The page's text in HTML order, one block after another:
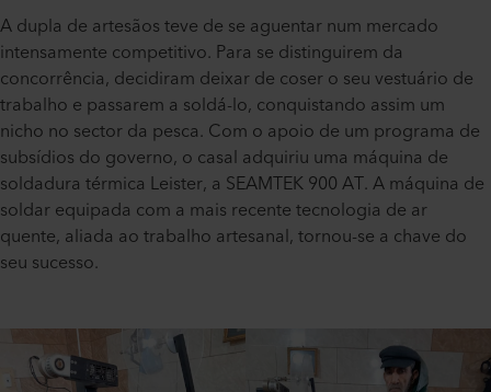
A dupla de artesãos teve de se aguentar num mercado
intensamente competitivo. Para se distinguirem da
concorrência, decidiram deixar de coser o seu vestuário de
trabalho e passarem a soldá-lo, conquistando assim um
nicho no sector da pesca. Com o apoio de um programa de
subsídios do governo, o casal adquiriu uma máquina de
soldadura térmica Leister, a SEAMTEK 900 AT. A máquina de
soldar equipada com a mais recente tecnologia de ar
quente, aliada ao trabalho artesanal, tornou-se a chave do
seu sucesso.